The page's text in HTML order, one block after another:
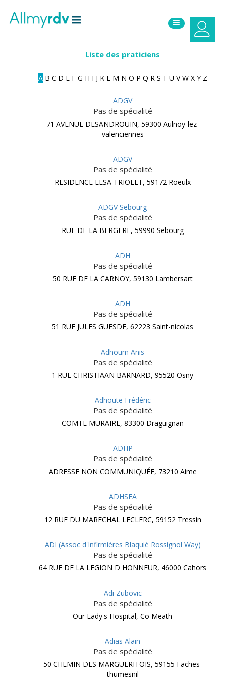
Liste des praticiens
A B C D E F G H I J K L M N O P Q R S T U V W X Y Z
ADGV
Pas de spécialité
71 AVENUE DESANDROUIN, 59300 Aulnoy-lez-
valenciennes
ADGV
Pas de spécialité
RESIDENCE ELSA TRIOLET, 59172 Roeulx
ADGV Sebourg
Pas de spécialité
RUE DE LA BERGERE, 59990 Sebourg
ADH
Pas de spécialité
50 RUE DE LA CARNOY, 59130 Lambersart
ADH
Pas de spécialité
51 RUE JULES GUESDE, 62223 Saint-nicolas
Adhoum Anis
Pas de spécialité
1 RUE CHRISTIAAN BARNARD, 95520 Osny
Adhoute Frédéric
Pas de spécialité
COMTE MURAIRE, 83300 Draguignan
ADHP
Pas de spécialité
ADRESSE NON COMMUNIQUÉE, 73210 Aime
ADHSEA
Pas de spécialité
12 RUE DU MARECHAL LECLERC, 59152 Tressin
ADI (Assoc d'Infirmières Blaquié Rossignol Way)
Pas de spécialité
64 RUE DE LA LEGION D HONNEUR, 46000 Cahors
Adi Zubovic
Pas de spécialité
Our Lady's Hospital, Co Meath
Adias Alain
Pas de spécialité
50 CHEMIN DES MARGUERITOIS, 59155 Faches-
thumesnil